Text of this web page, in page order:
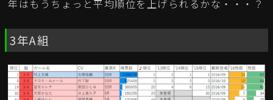
年はもうちょっと平均順位を上げられるかな・・・？
3年A組